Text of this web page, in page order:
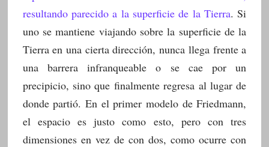
resultando parecido a la superficie de la Tierra. Si
uno se mantiene viajando sobre la superficie de la
Tierra en una cierta dirección, nunca llega frente a
una barrera infranqueable o se cae por un
precipicio, sino que finalmente regresa al lugar de
donde partió. En el primer modelo de Friedmann,
el espacio es justo como esto, pero con tres
dimensiones en vez de con dos, como ocurre con